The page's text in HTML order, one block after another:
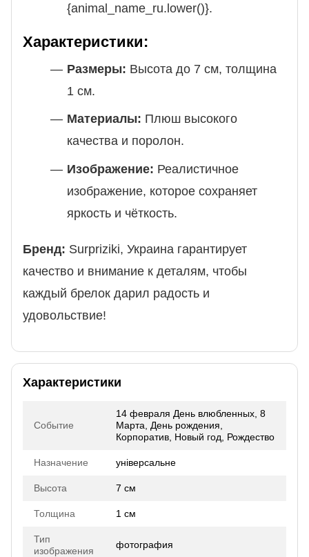
{animal_name_ru.lower()}.
Характеристики:
Размеры: Высота до 7 см, толщина
1 см.
Материалы: Плюш высокого
качества и поролон.
Изображение: Реалистичное
изображение, которое сохраняет
яркость и чёткость.
Бренд: Surpriziki, Украина гарантирует
качество и внимание к деталям, чтобы
каждый брелок дарил радость и
удовольствие!
Характеристики
Событие
14 февраля День влюбленных, 8
Марта, День рождения,
Корпоратив, Новый год, Рождество
Назначение універсальне
Высота 7 см
Толщина 1 см
Тип
изображения
фотография